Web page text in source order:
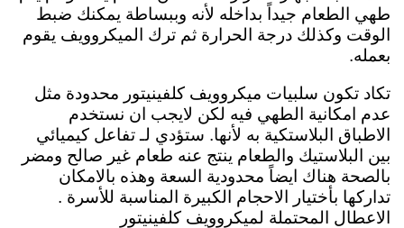
طهي الطعام جيداً بداخله لأنه وببساطة يمكنك ضبط
الوقت وكذلك درجة الحرارة ثم ترك الميكروويف يقوم
بعمله.
تكاد تكون سلبيات ميكروويف كلفينيتور محدودة مثل
عدم امكانية الطهي فيه لكن لايجب ان نستخدم
الاطباق البلاستكية به لأنها. ستؤدي لـ تفاعل كيميائي
بين البلاستيك والطعام ينتج عنه طعام غير صالح ومضر
بالصحة هناك ايضاً محدودية السعة وهذه بالامكان
تداركها بأختيار الاحجام الكبيرة المناسبة للأسرة .
الاعطال المحتملة لميكروويف كلفينيتور